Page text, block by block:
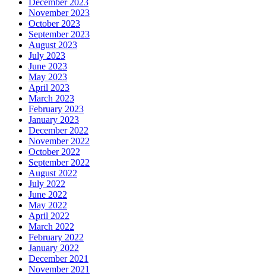
November 2023
October 2023
September 2023
August 2023
July 2023
June 2023
May 2023
April 2023
March 2023
February 2023
January 2023
December 2022
November 2022
October 2022
September 2022
August 2022
July 2022
June 2022
May 2022
April 2022
March 2022
February 2022
January 2022
December 2021
November 2021